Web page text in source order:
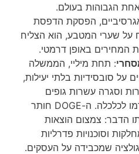
מ-200%, אחת הגבוהות בעולם.
הפסקת הדפסת
על שערי המטבע, הוא הצליח
המחירים באופן דרמטי.
: תחת מיליי, הממשלה
על סובסידיות בלתי יעילות,
וסגרה עשרות גופים
ממשלתיים שלא תרמו לכלכלה. ה-DOGE חותר
הדבר: צמצום הוצאות
וסוכנויות פדרליות
שמכבידה על העסקים.